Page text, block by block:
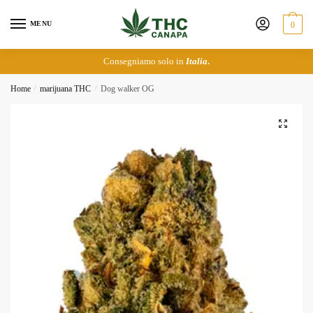
MENU 0
Consegniamo solo in Italia.
Home / marijuana THC / Dog walker OG
🔍